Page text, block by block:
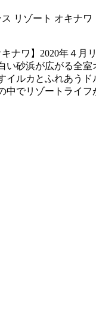
ナワ】2020年４月
い砂浜が広がる全
イルカとふれあう
中でリゾートライフ